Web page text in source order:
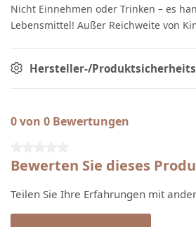
Nicht Einnehmen oder Trinken – es
Lebensmittel! Außer Reichweite von
Hersteller-/
0 von 0 Bewertungen
Bewerten Sie dieses
Teilen Sie Ihre Erfahrungen mit